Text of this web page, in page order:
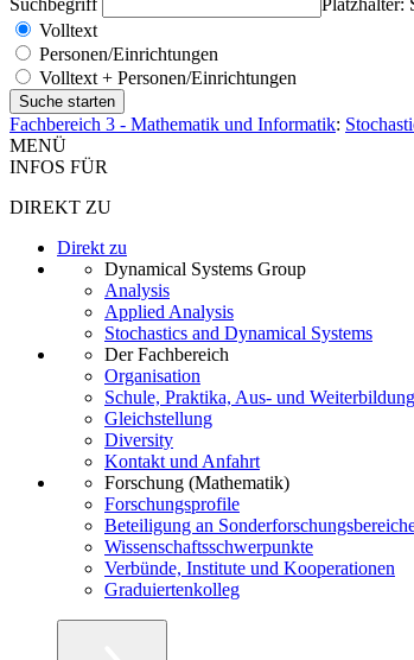
Volltext
Personen/Einrichtungen
Volltext + Personen/Einrichtungen
Fachbereich 3 - Mathematik und Informatik:
MENÜ
INFOS FÜR
DIREKT ZU
Direkt zu
Dynamical Systems Group
Analysis
Applied Analysis
Stochastics and Dynamical Systems
Der Fachbereich
Organisation
Schule, Praktika, Aus- und Weiterbildung
Gleichstellung
Diversity
Kontakt und Anfahrt
Forschung (Mathematik)
Forschungsprofile
Beteiligung an
Wissenschaftsschwerpunkte
Verbünde, Institute und Kooperationen
Graduiertenkolleg